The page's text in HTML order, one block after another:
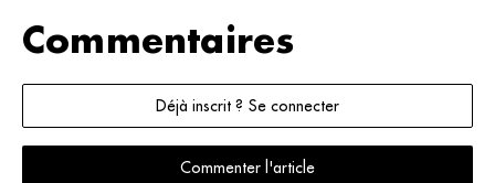
Commentaires
Déjà inscrit ? Se connecter
Commenter l'article